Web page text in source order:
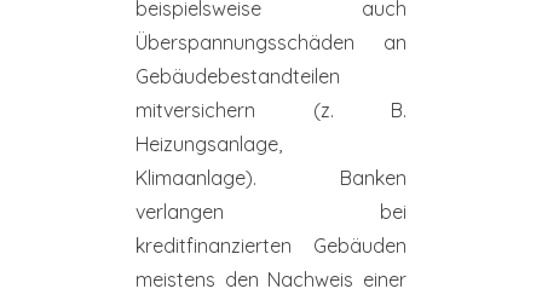
beispielsweise auch
Überspannungsschäden an
Gebäudebestandteilen
mitversichern (z. B.
Heizungsanlage,
Klimaanlage). Banken
verlangen bei
kreditfinanzierten Gebäuden
meistens den Nachweis einer